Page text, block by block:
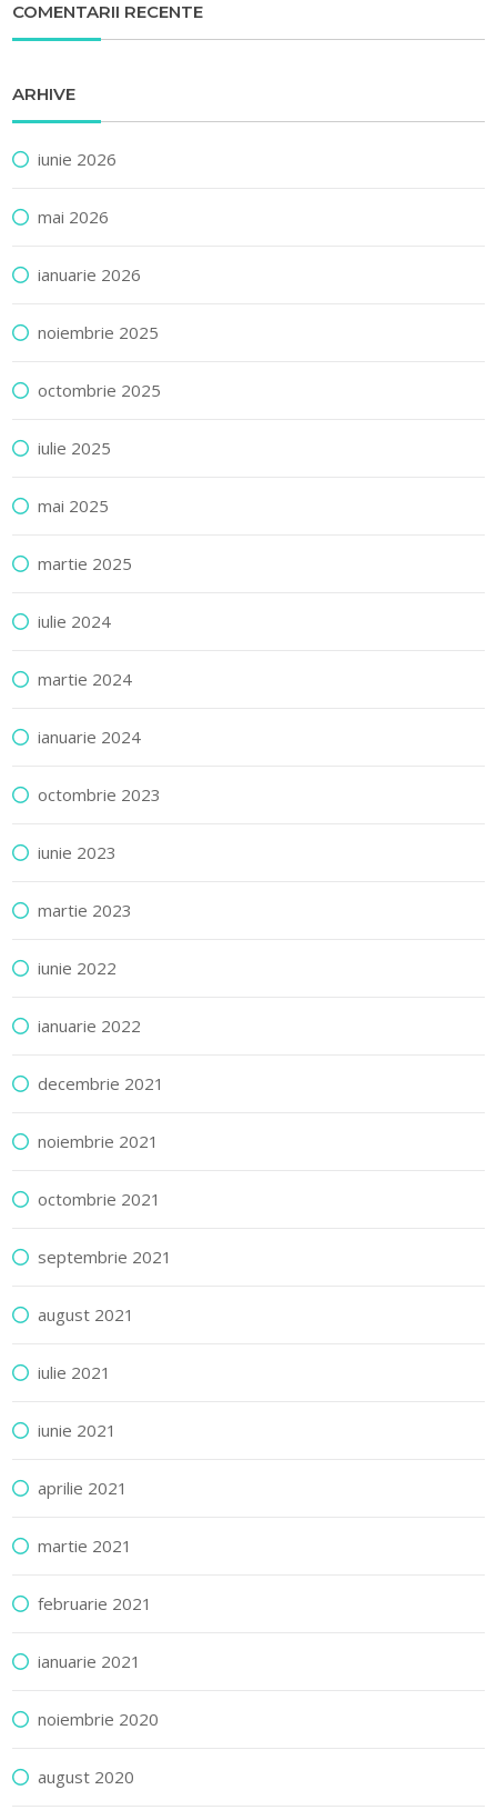
COMENTARII RECENTE
ARHIVE
iunie 2026
mai 2026
ianuarie 2026
noiembrie 2025
octombrie 2025
iulie 2025
mai 2025
martie 2025
iulie 2024
martie 2024
ianuarie 2024
octombrie 2023
iunie 2023
martie 2023
iunie 2022
ianuarie 2022
decembrie 2021
noiembrie 2021
octombrie 2021
septembrie 2021
august 2021
iulie 2021
iunie 2021
aprilie 2021
martie 2021
februarie 2021
ianuarie 2021
noiembrie 2020
august 2020